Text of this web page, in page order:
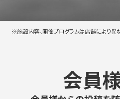
※施設内容、開催プログラムは店舗により異
会員